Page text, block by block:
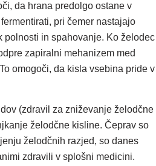
da hrana predolgo ostane v
pri čemer nastajajo
polnosti in spahovanje. Ko želodec
zapiralni mehanizem med
omogoči, da kisla vsebina pride v
(zdravil za zniževanje želodčne
želodčne kisline. Čeprav so
želodčnih razjed, so danes
zdravili v splošni medicini.